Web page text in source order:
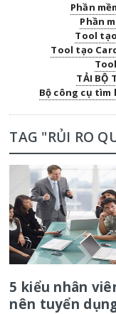
Phần
Phần
Tool
Tool tạo
TẢI BỘ
Bộ công cụ tìm
TAG "RỦI RO
5 kiểu nhân
nên tuyển